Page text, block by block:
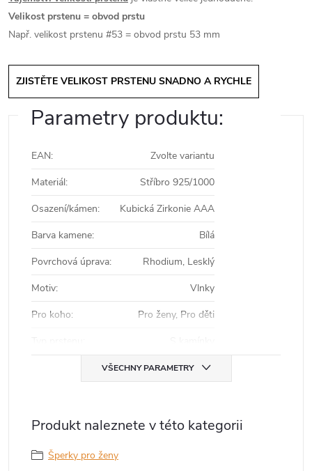
Velikost prstenu = obvod prstu
Např. velikost prstenu #53 = obvod prstu 53 mm
ZJISTĚTE VELIKOST PRSTENU SNADNO A RYCHLE
Parametry produktu:
EAN:
Zvolte variantu
Materiál:
Stříbro 925/1000
Osazení/kámen:
Kubická Zirkonie AAA
Barva kamene:
Bílá
Povrchová úprava:
Rhodium, Lesklý
Motiv:
Vlnky
Pro koho:
Pro ženy, Pro děti
VŠECHNY PARAMETRY
Produkt naleznete v této kategorii
Šperky pro ženy